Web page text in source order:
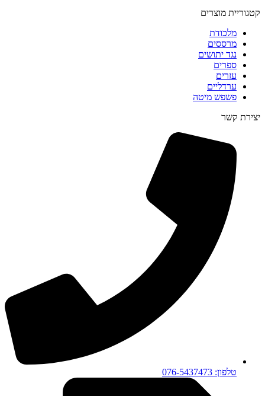
קטגוריית מוצרים
מלכודת
מרססים
נגד יתושים
ספרים
עזרים
ערדליים
פשפש מיטה
יצירת קשר
טלפון: 076-5437473